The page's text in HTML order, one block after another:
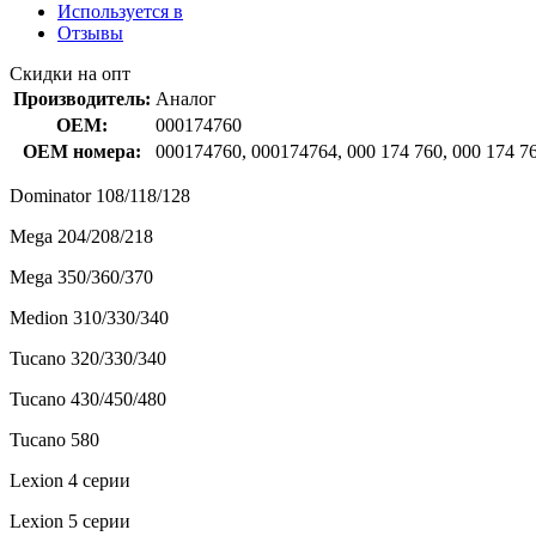
Используется в
Отзывы
Скидки на опт
Производитель: Аналог
OEM:
000174760
OEM номера:
000174760, 000174764, 000 174 760, 000 174
Dominator 108/118/128
Mega 204/208/218
Mega 350/360/370
Medion 310/330/340
Tucano 320/330/340
Tucano 430/450/480
Tucano 580
Lexion 4 серии
Lexion 5 серии